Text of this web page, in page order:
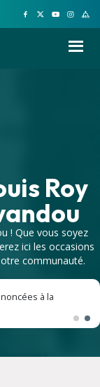
Roy
! Que vous soyez
ici les occasions
communauté.
à la